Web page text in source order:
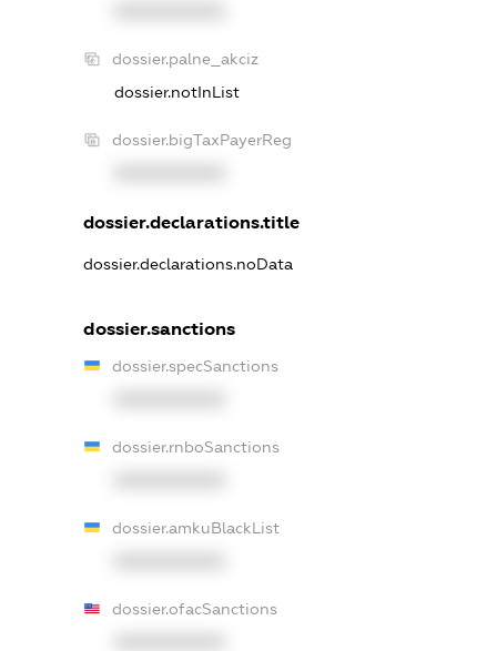
dossier.palne_akciz
dossier.notInList
dossier.bigTaxPayerReg
dossier.declarations.title
dossier.declarations.noData
dossier.sanctions
dossier.specSanctions
dossier.rnboSanctions
dossier.amkuBlackList
dossier.ofacSanctions